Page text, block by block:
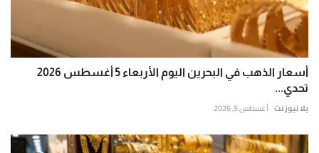
أسعار الذهب في البحرين اليوم الأربعاء 5 أغسطس 2026
تحدي...
يلا نيوز نت أغسطس 5, 2026